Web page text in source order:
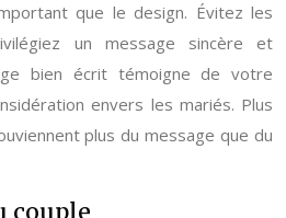
que le design. Évitez les
un message sincère et
bien écrit témoigne de votre
envers les mariés. Plus
plus du message que du
couple